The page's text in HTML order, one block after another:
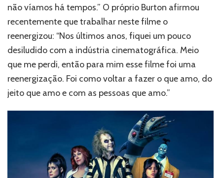
não víamos há tempos.” O próprio Burton afirmou
recentemente que trabalhar neste filme o
reenergizou: “Nos últimos anos, fiquei um pouco
desiludido com a indústria cinematográfica. Meio
que me perdi, então para mim esse filme foi uma
reenergização. Foi como voltar a fazer o que amo, do
jeito que amo e com as pessoas que amo.”